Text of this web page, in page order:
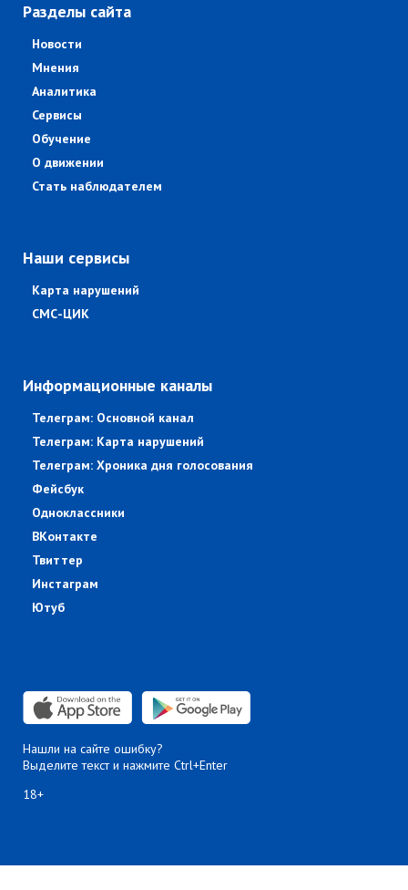
Разделы сайта
Новости
Мнения
Аналитика
Сервисы
Обучение
О движении
Стать наблюдателем
Наши сервисы
Карта нарушений
СМС-ЦИК
Информационные каналы
Телеграм: Основной канал
Телеграм: Карта нарушений
Телеграм: Хроника дня голосования
Фейсбук
Одноклассники
ВКонтакте
Твиттер
Инстаграм
Ютуб
Нашли на сайте ошибку?
Выделите текст и нажмите Ctrl+Enter
18+